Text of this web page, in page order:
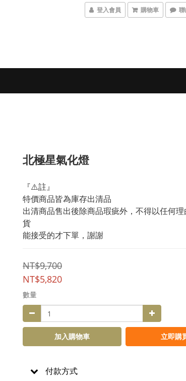
登入會員 購物車
北極星氣化燈
『⚠️註』
特價商品皆為庫存出清品
出清商品售出後除商品瑕疵外，不得以任何
貨
能接受的才下單，謝謝
NT$9,700
NT$5,820
數量
加入購物車 立即購
付款方式